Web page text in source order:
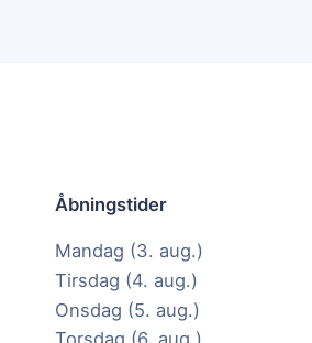
Åbningstider
Mandag (3. aug.)
Tirsdag (4. aug.)
Onsdag (5. aug.)